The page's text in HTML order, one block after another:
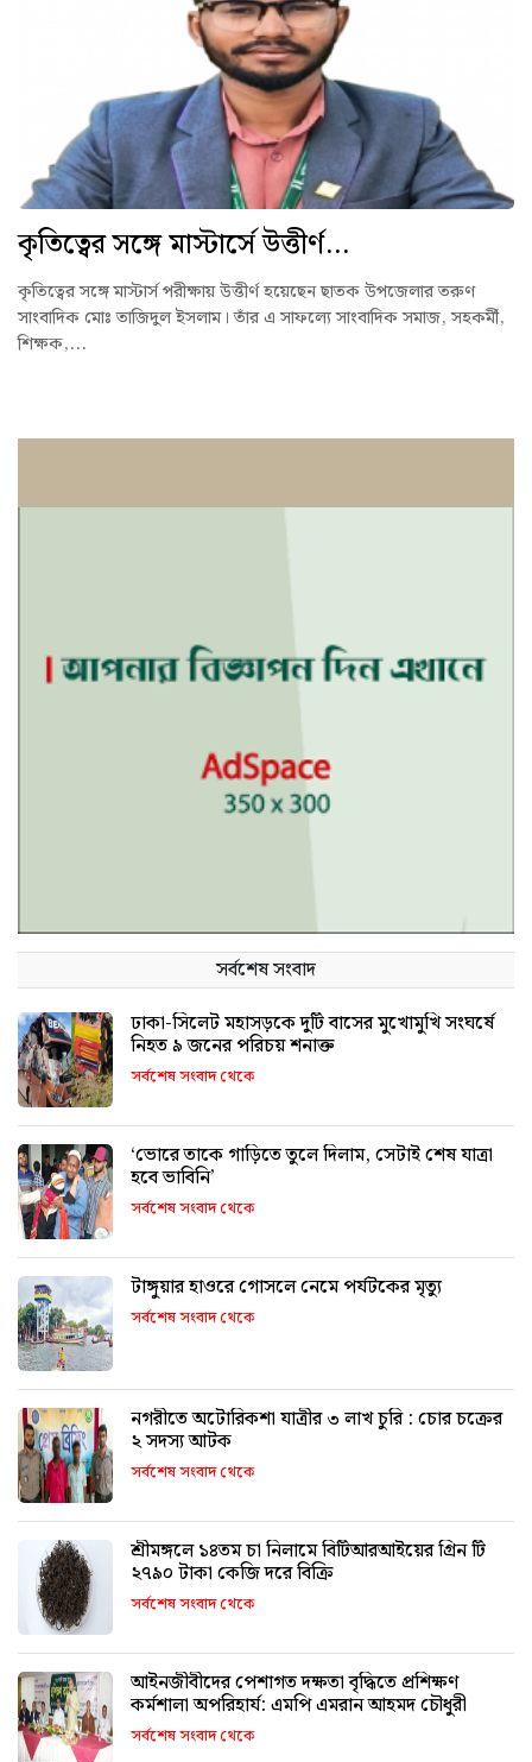
কৃতিত্বের সঙ্গে মাস্টার্সে উত্তীর্ণ...
কৃতিত্বের সঙ্গে মাস্টার্স পরীক্ষায় উত্তীর্ণ হয়েছেন ছাতক উপজেলার তরুণ
সাংবাদিক মোঃ তাজিদুল ইসলাম। তাঁর এ সাফল্যে সাংবাদিক সমাজ, সহকর্মী,
শিক্ষক,...
সর্বশেষ সংবাদ
ঢাকা-সিলেট মহাসড়কে দুটি বাসের মুখোমুখি সংঘর্ষে
নিহত ৯ জনের পরিচয় শনাক্ত
সর্বশেষ সংবাদ থেকে
‘ভোরে তাকে গাড়িতে তুলে দিলাম, সেটাই শেষ যাত্রা
হবে ভাবিনি’
সর্বশেষ সংবাদ থেকে
টাঙ্গুয়ার হাওরে গোসলে নেমে পর্যটকের মৃত্যু
সর্বশেষ সংবাদ থেকে
নগরীতে অটোরিকশা যাত্রীর ৩ লাখ চুরি : চোর চক্রের
২ সদস্য আটক
সর্বশেষ সংবাদ থেকে
শ্রীমঙ্গলে ১৪তম চা নিলামে বিটিআরআইয়ের গ্রিন টি
২৭৯০ টাকা কেজি দরে বিক্রি
সর্বশেষ সংবাদ থেকে
আইনজীবীদের পেশাগত দক্ষতা বৃদ্ধিতে প্রশিক্ষণ
কর্মশালা অপরিহার্য: এমপি এমরান আহমদ চৌধুরী
সর্বশেষ সংবাদ থেকে